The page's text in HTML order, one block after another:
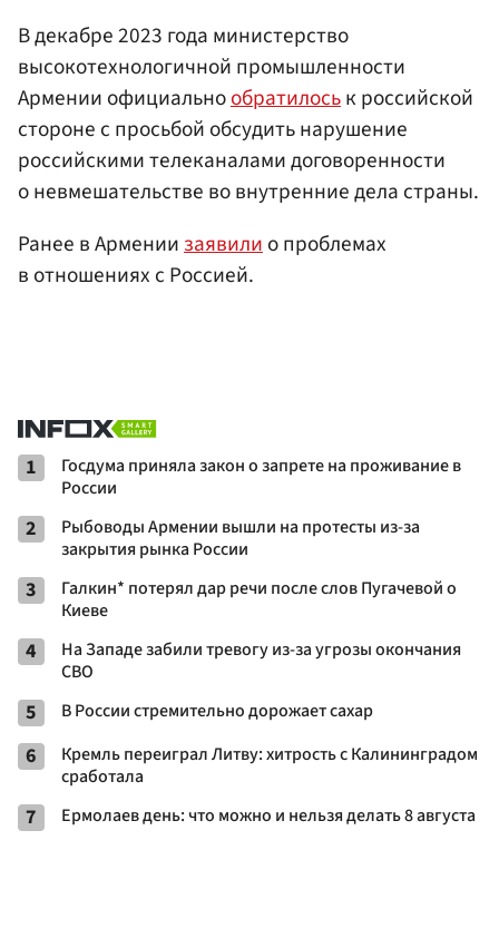
В декабре 2023 года министерство
высокотехнологичной промышленности
Армении официальнообратилоськ российской
стороне с просьбой обсудить нарушение
российскими телеканалами договоренности
о невмешательстве во внутренние дела страны.
Ранее в Армениизаявилио проблемах
в отношениях с Россией.
1
Госдума приняла закон о запрете на проживание в
России
2
Рыбоводы Армении вышли на протесты из-за
закрытия рынка России
3
Галкин* потерял дар речи после слов Пугачевой о
Киеве
4
На Западе забили тревогу из-за угрозы окончания
СВО
5 В России стремительно дорожает сахар
6
Кремль переиграл Литву: хитрость с Калининградом
сработала
7 Ермолаев день: что можно и нельзя делать 8 августа